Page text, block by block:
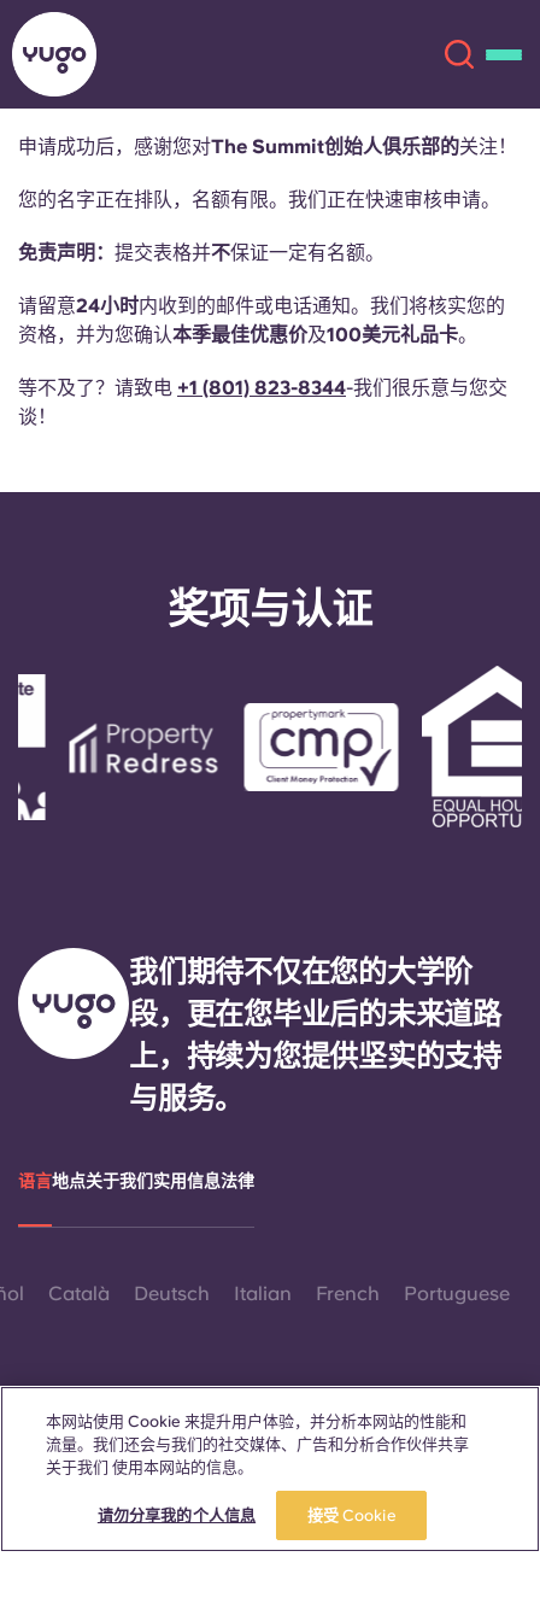
关于我们
地点
更多
账户 语言
English (US)
Español
Italian
French
选择一个城市
English (GB)
English (US)
Chinese Español
Català Deutsch
申请成功后，感谢您对The Summit创始人俱乐部的关注！
您的名字正在排队，名额有限。我们正在快速审核申请。
免责声明： 提交表格并不保证一定有名额。
请留意24小时内收到的邮件或电话通知。我们将核实您的
资格，并为您确认本季最佳优惠价及100美元礼品卡。
等不及了？请致电 +1 (801) 823-8344-我们很乐意与您交
谈！
奖项与认证
我们期待不仅在您的大学阶
段，更在您毕业后的未来道路
上，持续为您提供坚实的支持
与服务。
语言地点关于我们实用信息法律
Català Deutsch Italian French Portuguese
联系我们
本网站使用 Cookie 来提升用户体验，并分析本网站的性能和
流量。我们还会与我们的社交媒体、广告和分析合作伙伴共享
关于我们 使用本网站的信息。
请勿分享我的个人信息 接受 Cookie